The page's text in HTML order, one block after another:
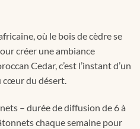
où le bois de cèdre se
créer une ambiance
Cedar, c’est l’instant d’un
cœur du désert.
– durée de diffusion de 6 à
chaque semaine pour